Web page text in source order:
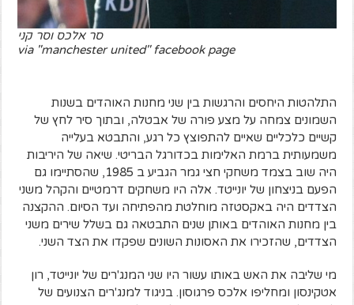
סר אלכס וסר קני
via "manchester united" facebook page
התלהטות היחסים והרגשות בין שני מחנות האוהדים בשנות
השמונים צמחה על מצע פורה של אבטלה, ובתוך סיר לחץ של
קשיים כלכליים שאיים להתפוצץ כל רגע, והתבטא בעלייה
משמעותית ברמת האלימות בכדורגל הבריטי. שיאה של היריבות
היה שוב בצמד משחקי חצי גמר הגביע ב 1985, שהסתיימו גם
הפעם בניצחון של יונייטד. אלה היו משחקים דרמטיים והקהל משני
הצדדים היה באקסטזה מוחלטת מהפתיחה ועד הסיום. ההקצנה
בין מחנות האוהדים באותן שנים התבטאה גם בשלל שירים משני
הצדדים, שהזכירו את האסונות השונים שפקדו את הצד השני.
מי שליבה את האש באותו עשור היו שני המנג'רים של יונייטד, רון
אטקינסון ומחליפו אלכס פרגוסון. בניגוד למנג'רים הצנועים של